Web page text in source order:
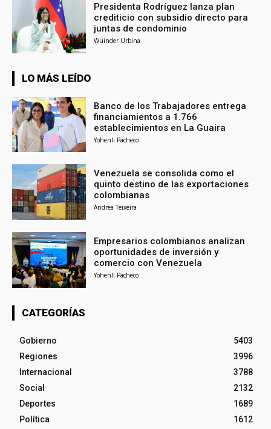
Presidenta Rodríguez lanza plan
crediticio con subsidio directo para
juntas de condominio
Wuinder Urbina
LO MÁS LEÍDO
Banco de los Trabajadores entrega
financiamientos a 1.766
establecimientos en La Guaira
Yohenli Pacheco
Venezuela se consolida como el
quinto destino de las exportaciones
colombianas
Andrea Teixeira
Empresarios colombianos analizan
oportunidades de inversión y
comercio con Venezuela
Yohenli Pacheco
CATEGORÍAS
Gobierno
5403
Regiones
3996
Internacional
3788
Social
2132
Deportes
1689
Política
1612